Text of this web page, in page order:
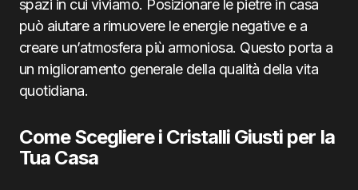
spazi in cui viviamo. Posizionare le pietre in casa
può aiutare a rimuovere le energie negative e a
creare un’atmosfera più armoniosa. Questo porta a
un miglioramento generale della qualità della vita
quotidiana.
Come Scegliere i Cristalli Giusti per la
Tua Casa